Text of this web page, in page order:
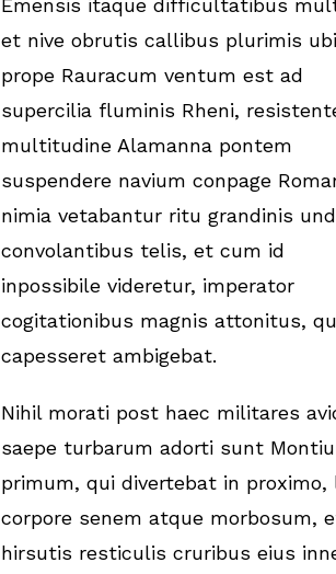
et nive obrutis callibus plurimis ubi
prope Rauracum ventum est ad
supercilia fluminis Rheni,
multitudine Alamanna pontem
suspendere navium conpage
nimia vetabantur ritu grandinis
convolantibus telis, et cum id
inpossibile videretur, imperator
cogitationibus magnis attonitus,
capesseret ambigebat.
Nihil morati post haec militares
saepe turbarum adorti sunt
primum, qui divertebat in proximo,
corpore senem atque morbosum,
hirsutis resticulis cruribus eius